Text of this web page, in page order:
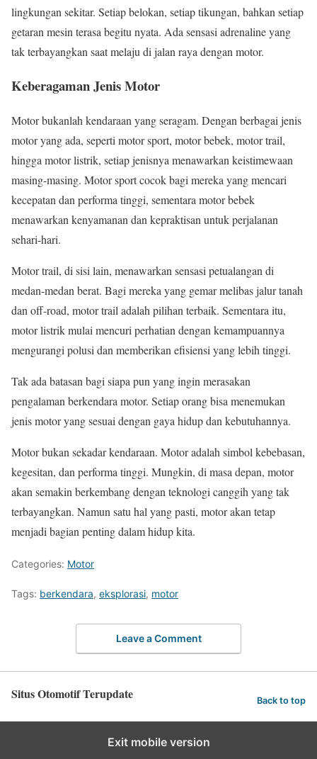
lingkungan sekitar. Setiap belokan, setiap tikungan, bahkan setiap
getaran mesin terasa begitu nyata. Ada sensasi adrenaline yang
tak terbayangkan saat melaju di jalan raya dengan motor.
Keberagaman Jenis Motor
Motor bukanlah kendaraan yang seragam. Dengan berbagai jenis
motor yang ada, seperti motor sport, motor bebek, motor trail,
hingga motor listrik, setiap jenisnya menawarkan keistimewaan
masing-masing. Motor sport cocok bagi mereka yang mencari
kecepatan dan performa tinggi, sementara motor bebek
menawarkan kenyamanan dan kepraktisan untuk perjalanan
sehari-hari.
Motor trail, di sisi lain, menawarkan sensasi petualangan di
medan-medan berat. Bagi mereka yang gemar melibas jalur tanah
dan off-road, motor trail adalah pilihan terbaik. Sementara itu,
motor listrik mulai mencuri perhatian dengan kemampuannya
mengurangi polusi dan memberikan efisiensi yang lebih tinggi.
Tak ada batasan bagi siapa pun yang ingin merasakan
pengalaman berkendara motor. Setiap orang bisa menemukan
jenis motor yang sesuai dengan gaya hidup dan kebutuhannya.
Motor bukan sekadar kendaraan. Motor adalah simbol kebebasan,
kegesitan, dan performa tinggi. Mungkin, di masa depan, motor
akan semakin berkembang dengan teknologi canggih yang tak
terbayangkan. Namun satu hal yang pasti, motor akan tetap
menjadi bagian penting dalam hidup kita.
Categories: Motor
Tags: berkendara, eksplorasi, motor
Leave a Comment
Situs Otomotif Terupdate Back to top
Exit mobile version